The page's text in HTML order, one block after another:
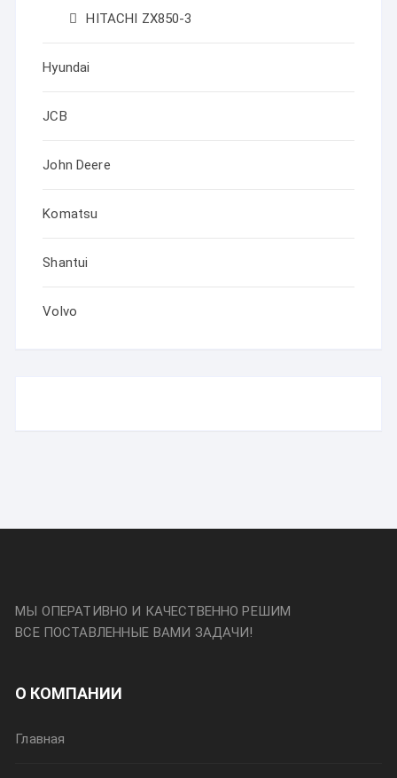
HITACHI ZX850-3
Hyundai
JCB
John Deere
Komatsu
Shantui
Volvo
МЫ ОПЕРАТИВНО И КАЧЕСТВЕННО РЕШИМ
ВСЕ ПОСТАВЛЕННЫЕ ВАМИ ЗАДАЧИ!
О КОМПАНИИ
Главная